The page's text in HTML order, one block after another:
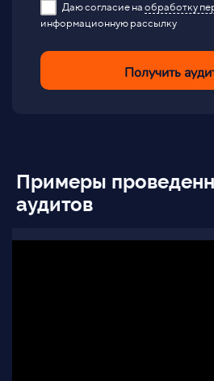
Даю согласие на обработку
информационную рассылку
Получить
Примеры
аудитов